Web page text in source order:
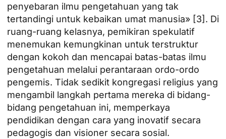
penyebaran ilmu pengetahuan yang tak
tertandingi untuk kebaikan umat manusia» [3]. Di
ruang-ruang kelasnya, pemikiran spekulatif
menemukan kemungkinan untuk terstruktur
dengan kokoh dan mencapai batas-batas ilmu
pengetahuan melalui perantaraan ordo-ordo
pengemis. Tidak sedikit kongregasi religius yang
mengambil langkah pertama mereka di bidang-
bidang pengetahuan ini, memperkaya
pendidikan dengan cara yang inovatif secara
pedagogis dan visioner secara sosial.